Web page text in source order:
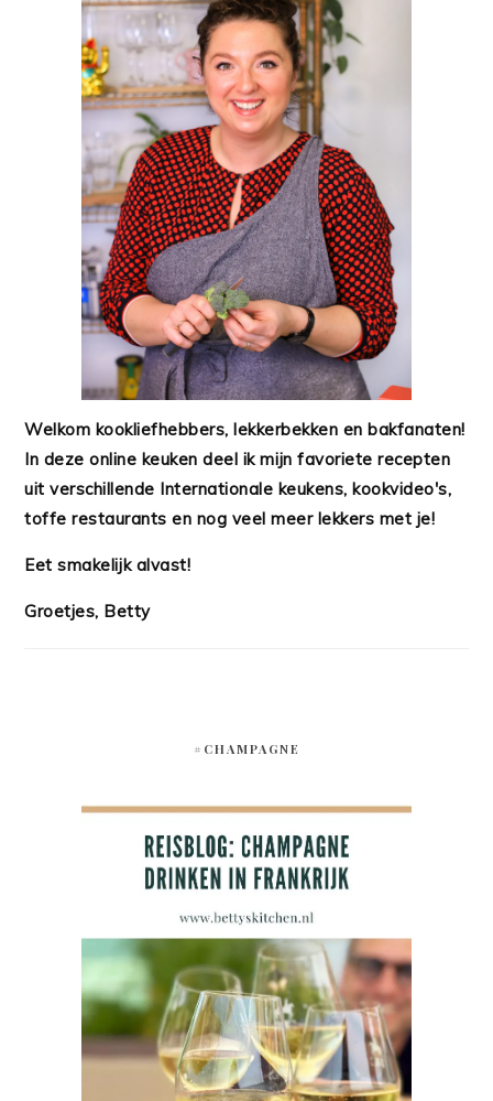
Welkom kookliefhebbers, lekkerbekken en bakfanaten!
In deze online keuken deel ik mijn favoriete recepten
uit verschillende Internationale keukens, kookvideo's,
toffe restaurants en nog veel meer lekkers met je!
Eet smakelijk alvast!
Groetjes, Betty
#CHAMPAGNE